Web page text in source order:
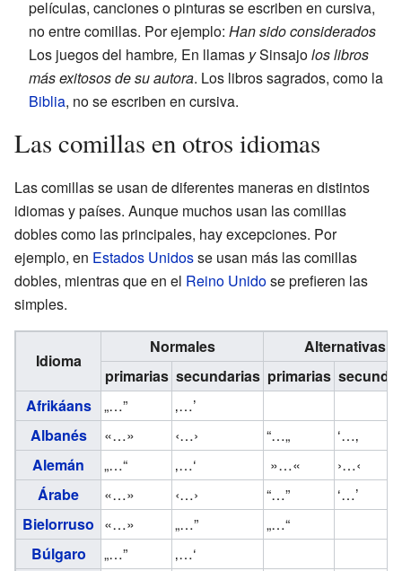
películas, canciones o pinturas se escriben en cursiva,
no entre comillas. Por ejemplo: Han sido considerados
Los juegos del hambre, En llamas ySinsajolos libros
más exitosos de su autora. Los libros sagrados, como la
Biblia, no se escriben en cursiva.
Las comillas en otros idiomas
Las comillas se usan de diferentes maneras en distintos
idiomas y países. Aunque muchos usan las comillas
dobles como las principales, hay excepciones. Por
ejemplo, en Estados Unidosse usan más las comillas
dobles, mientras que en el Reino Unidose prefieren las
simples.
Idioma
Normales
Alternativas
primarias secundarias primarias
Afrikáans
„…”
‚…’
Albanés
«…» ‹…› “…„
‘…‚
Alemán
„…“ ‚…‘ »…«
›…‹
Árabe
«…» ‹…› “…”
‘…’
Bielorruso «…» „…”
„…“
Búlgaro
„…”
‚…‘